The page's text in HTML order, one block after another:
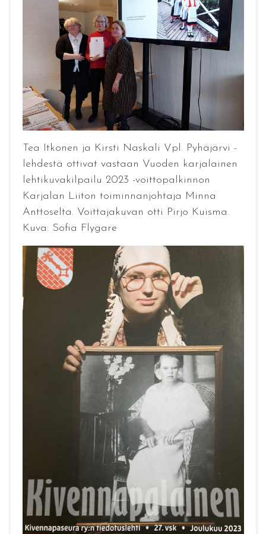
Tea Itkonen ja Kirsti Naskali Vpl. Pyhäjärvi -
lehdestä ottivat vastaan Vuoden karjalainen
lehtikuvakilpailu 2023 -voittopalkinnon
Karjalan Liiton toiminnanjohtaja Minna
Anttoselta. Voittajakuvan otti Pirjo Kuisma.
Kuva: Sofia Flygare